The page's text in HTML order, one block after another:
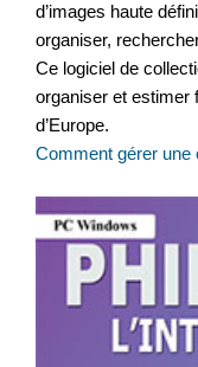
d’images haute
organiser,
Ce logiciel de
organiser et estimer
d’Europe.
Comment gérer une